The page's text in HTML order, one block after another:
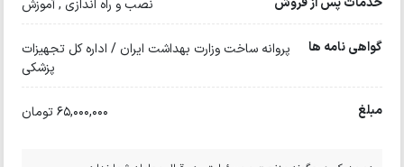
نصب و راه اندازی , آموزش
گواهی نامه ها
پروانه ساخت وزارت بهداشت ایران / اداره کل تجهیزات
پزشکی
مبلغ 65,000,000 تومان